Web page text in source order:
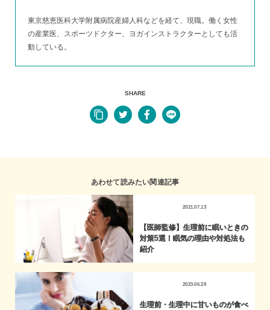
東京慈恵医科大学附属病院産婦人科などを経て、現職。働く女性
の産業医、スポーツドクター、ヨガインストラクターとしても活
動している。
SHARE
あわせて読みたい関連記事
2021.07.13
【医師監修】生理前に眠いときの
対策5選！眠気の理由や対処法も
紹介
2023.06.28
生理前・生理中に甘いものが食べ